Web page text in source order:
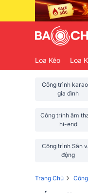
Loa Kéo Loa
Công trình
gia đình
Công trình âm
hi-end
Công trình Sân
động
Trang Chủ ›